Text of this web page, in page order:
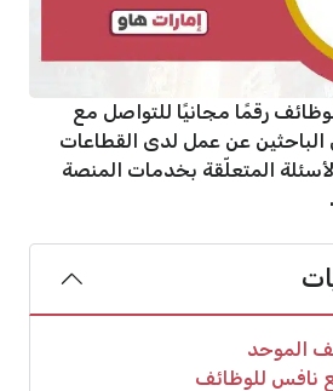
رقمًا مجانيًا للتواصل مع
الباحثين عن عمل لدى القطاعات
المتعلّقة بخدمات المنصة
الموحد
نافس للوظائف